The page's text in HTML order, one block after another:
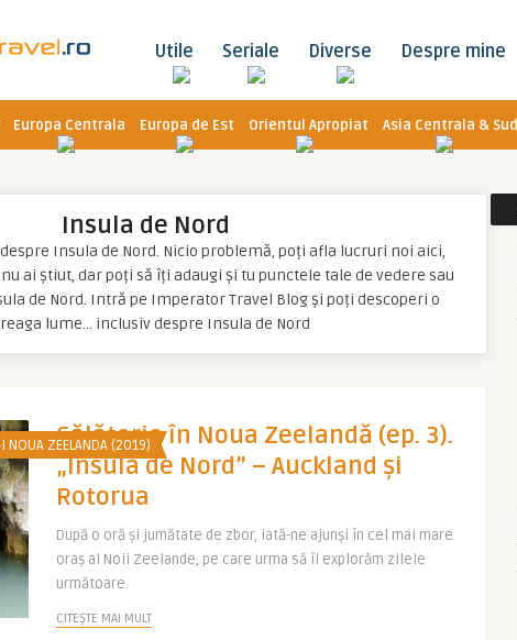
Utile Seriale Diverse Despre mine
Europa Centrala Europa de Est Orientul Apropiat Asia Centrala & Sud
Insula de Nord
Insula de Nord. Nicio problemă, poți afla lucruri noi aici,
ai știut, dar poți să îți adaugi și tu punctele tale de vedere sau
de Nord. Intră pe Imperator Travel Blog și poți descoperi o
lume… inclusiv despre Insula de Nord
NOUA ZEELANDA (2019)
Călătorie în Noua Zeelandă (ep. 3).
„Insula de Nord” – Auckland şi
Rotorua
După o oră şi jumătate de zbor, iată-ne ajunşi în cel mai mare
oraş al Noii Zeelande, pe care urma să îl explorăm zilele
următoare.
CITEȘTE MAI MULT